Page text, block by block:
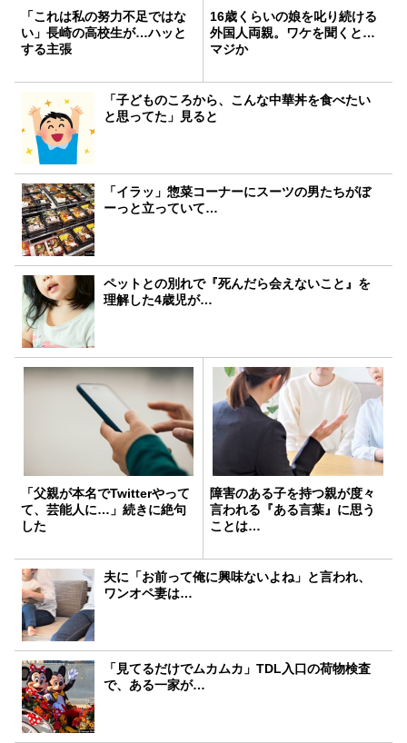
「これは私の努力不足ではな
い」長崎の高校生が…ハッと
する主張
16歳くらいの娘を叱り続ける
外国人両親。ワケを聞くと…
マジか
「子どものころから、こんな中華丼を食べたい
と思ってた」見ると
「イラッ」惣菜コーナーにスーツの男たちがぼ
ーっと立っていて…
ペットとの別れで『死んだら会えないこと』を
理解した4歳児が…
「父親が本名でTwitterやって
て、芸能人に…」続きに絶句
した
障害のある子を持つ親が度々
言われる『ある言葉』に思う
ことは…
夫に「お前って俺に興味ないよね」と言われ、
ワンオペ妻は…
「見てるだけでムカムカ」TDL入口の荷物検査
で、ある一家が…